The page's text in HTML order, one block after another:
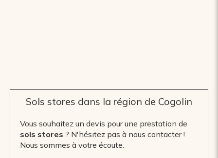
Sols stores dans la région de Cogolin
Vous souhaitez un devis pour une prestation de
sols stores ? N'hésitez pas à nous contacter !
Nous sommes à votre écoute.